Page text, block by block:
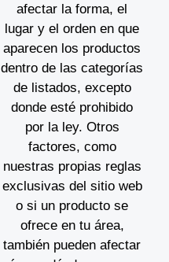
afectar la forma, el
lugar y el orden en que
aparecen los productos
dentro de las categorías
de listados, excepto
donde esté prohibido
por la ley. Otros
factores, como
nuestras propias reglas
exclusivas del sitio web
o si un producto se
ofrece en tu área,
también pueden afectar